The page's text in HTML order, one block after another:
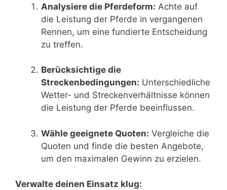
Analysiere die Pferdeform: Achte auf
die Leistung der Pferde in vergangenen
Rennen, um eine fundierte Entscheidung
zu treffen.
Berücksichtige die
Streckenbedingungen: Unterschiedliche
Wetter- und Streckenverhältnisse können
die Leistung der Pferde beeinflussen.
Wähle geeignete Quoten: Vergleiche die
Quoten und finde die besten Angebote,
um den maximalen Gewinn zu erzielen.
Verwalte deinen Einsatz klug: